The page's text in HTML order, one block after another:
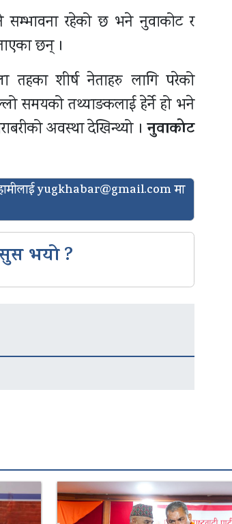
सम्भावना रहेको छ भने नुवाकोट र
छन् ।
शीर्ष नेताहरु लागि परेको
समयको तथ्याङकलाई हेर्ने हो भने
अवस्था देखिन्थ्यो । नुवाकोट
yugkhabar@gmail.comमा
भयो ?